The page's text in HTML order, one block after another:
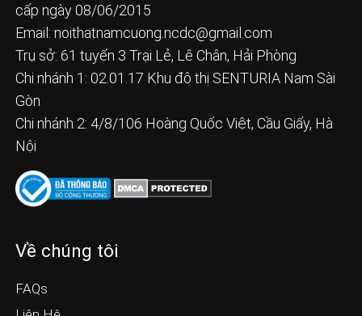
cấp ngày 08/06/2015
Email: noithatnamcuong.ncdc@gmail.com
Trụ sở: 61 tuyến 3 Trại Lẻ, Lê Chân, Hải Phòng
Chi nhánh 1: 02.01.17 Khu đô thị SENTURIA Nam Sài
Gòn
Chi nhánh 2: 4/8/106 Hoàng Quốc Việt, Cầu Giấy, Hà
Nội
Về chúng tôi
FAQs